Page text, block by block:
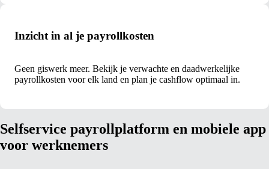
Inzicht in al je payrollkosten
Geen giswerk meer. Bekijk je verwachte en daadwerkelijke
payrollkosten voor elk land en plan je cashflow optimaal in.
Selfservice payrollplatform en mobiele app
voor werknemers